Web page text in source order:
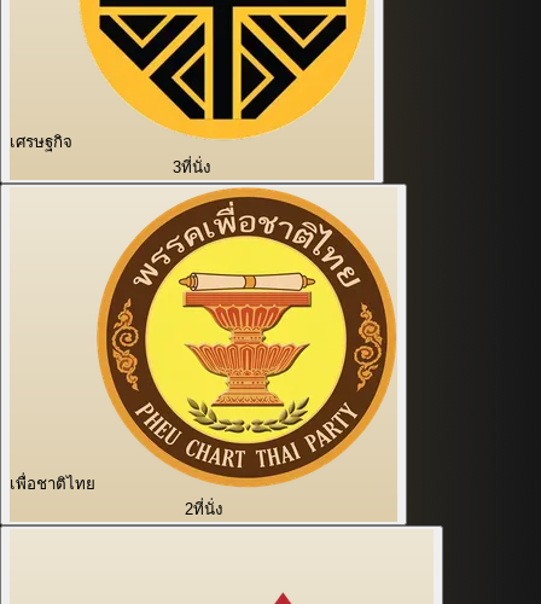
เศรษฐกิจ
3ที่นั่ง
เพื่อชาติไทย
2ที่นั่ง